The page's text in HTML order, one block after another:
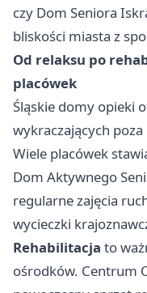
czy Dom Seniora
bliskości miasta z
Od relaksu po
placówek
Śląskie domy opieki
wykraczających
Wiele placówek
Dom Aktywnego
regularne zajęcia
wycieczki
Rehabilitacja to
ośrodków. Centrum